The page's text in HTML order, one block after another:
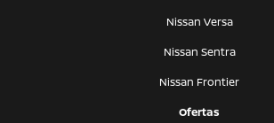
Nissan Versa
Nissan Sentra
Nissan Frontier
Ofertas